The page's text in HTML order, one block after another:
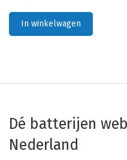
In winkelwagen
Dé batterijen
Nederland